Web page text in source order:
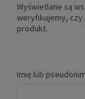
Wyświetlane są
weryfikujemy, czy
produkt.
Imię lub